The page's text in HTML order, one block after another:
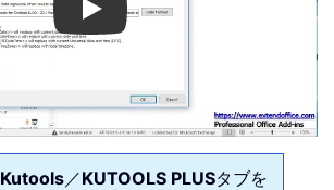
Play
Kutools ／KUTOOLS PLUSタブを